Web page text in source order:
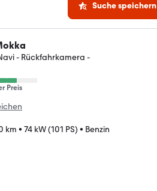
Suche speichern
- Rückfahrkamera -
Preis
km • 74 kW (101 PS) • Benzin